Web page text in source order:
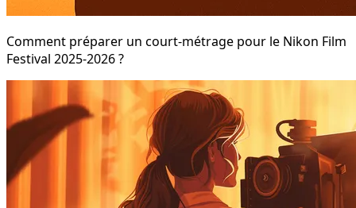
Comment préparer un court-métrage pour le Nikon Film
Festival 2025-2026 ?